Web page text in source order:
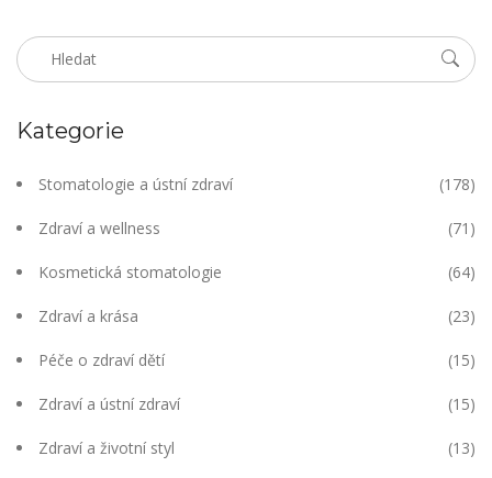
Kategorie
Stomatologie a ústní zdraví (178)
Zdraví a wellness (71)
Kosmetická stomatologie (64)
Zdraví a krása (23)
Péče o zdraví dětí (15)
Zdraví a ústní zdraví (15)
Zdraví a životní styl (13)